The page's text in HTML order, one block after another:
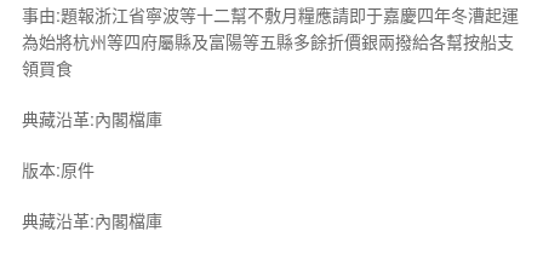
事由:題報浙江省寧波等十二幫不敷月糧應請即于嘉慶四年冬漕起運
為始將杭州等四府屬縣及富陽等五縣多餘折價銀兩撥給各幫按船支
領買食
典藏沿革:內閣檔庫
版本:原件
典藏沿革:內閣檔庫